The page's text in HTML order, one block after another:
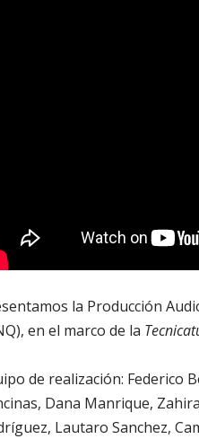
la Producción
en el marco de la
de realización: Federico
Dana Manrique,
Lautaro Sanchez,